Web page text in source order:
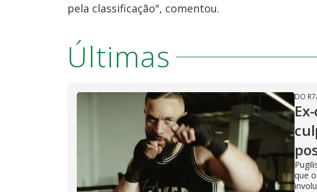
pela classificação", comentou.
Últimas
DO R7
que